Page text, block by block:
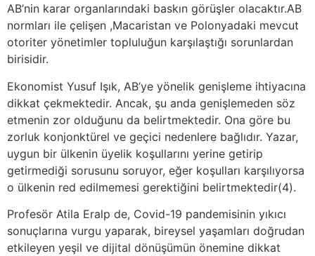
AB’nin karar organlarındaki baskın görüşler olacaktır.AB
normları ile çelişen ,Macaristan ve Polonyadaki mevcut
otoriter yönetimler topluluğun karşılaştığı sorunlardan
birisidir.
Ekonomist Yusuf Işık, AB’ye yönelik genişleme ihtiyacına
dikkat çekmektedir. Ancak, şu anda genişlemeden söz
etmenin zor olduğunu da belirtmektedir. Ona göre bu
zorluk konjonktürel ve geçici nedenlere bağlıdır. Yazar,
uygun bir ülkenin üyelik koşullarını yerine getirip
getirmediği sorusunu soruyor, eğer koşulları karşılıyorsa
o ülkenin red edilmemesi gerektiğini belirtmektedir(4).
Profesör Atila Eralp de, Covid-19 pandemisinin yıkıcı
sonuçlarına vurgu yaparak, bireysel yaşamları doğrudan
etkileyen yeşil ve dijital dönüşümün önemine dikkat